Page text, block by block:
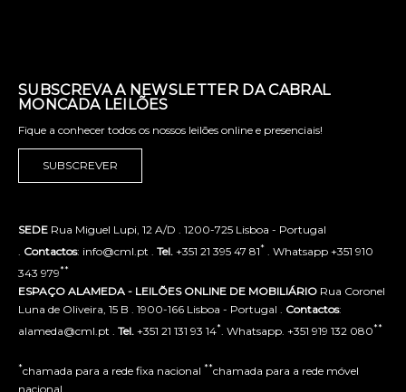
SUBSCREVA A NEWSLETTER DA CABRAL
MONCADA LEILÕES
Fique a conhecer todos os nossos leilões online e presenciais!
SUBSCREVER
SEDE Rua Miguel Lupi, 12 A/D . 1200-725 Lisboa - Portugal
Contactos: info@cml.pt . Tel. +351 21 395 47 81* . Whatsapp +351 910
343 979**
ESPAÇO ALAMEDA - LEILÕES ONLINE DE MOBILIÁRIO Rua Coronel
Luna de Oliveira, 15 B . 1900-166 Lisboa - Portugal . Contactos:
alameda@cml.pt . Tel. +351 21 131 93 14* . Whatsapp. +351 919 132 080**
*chamada para a rede fixa nacional **chamada para a rede móvel
nacional